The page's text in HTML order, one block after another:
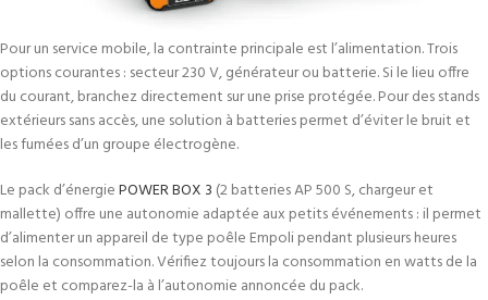
Pour un service mobile, la contrainte principale est l’alimentation. Trois
options courantes : secteur 230 V, générateur ou batterie. Si le lieu offre
du courant, branchez directement sur une prise protégée. Pour des stands
extérieurs sans accès, une solution à batteries permet d’éviter le bruit et
les fumées d’un groupe électrogène.
Le pack d’énergiePOWER BOX 3 (2 batteries AP 500 S, chargeur et
mallette) offre une autonomie adaptée aux petits événements : il permet
d’alimenter un appareil de type poêle Empoli pendant plusieurs heures
selon la consommation. Vérifiez toujours la consommation en watts de la
poêle et comparez-la à l’autonomie annoncée du pack.